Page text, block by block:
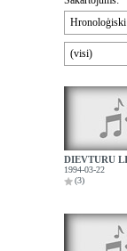
Hronoloģiski
(visi)
1994-03-22
(3)